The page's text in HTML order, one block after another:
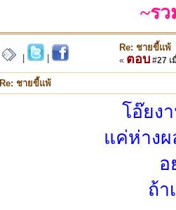
~ร
Re: ชายขี้แพ้
« ตอบ #27 เ
Re: ชายขี้แพ้
โอ๊ยง
แค่ห่าง
อ
ถ้า